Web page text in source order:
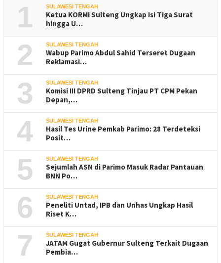
1 SULAWESI TENGAH
Ketua KORMI Sulteng Ungkap Isi Tiga Surat
hingga U…
2 SULAWESI TENGAH
Wabup Parimo Abdul Sahid Terseret Dugaan
Reklamasi…
3 SULAWESI TENGAH
Komisi III DPRD Sulteng Tinjau PT CPM Pekan
Depan,…
4 SULAWESI TENGAH
Hasil Tes Urine Pemkab Parimo: 28 Terdeteksi
Posit…
5 SULAWESI TENGAH
Sejumlah ASN di Parimo Masuk Radar Pantauan
BNN Po…
6 SULAWESI TENGAH
Peneliti Untad, IPB dan Unhas Ungkap Hasil
Riset K…
7 SULAWESI TENGAH
JATAM Gugat Gubernur Sulteng Terkait Dugaan
Pembia…